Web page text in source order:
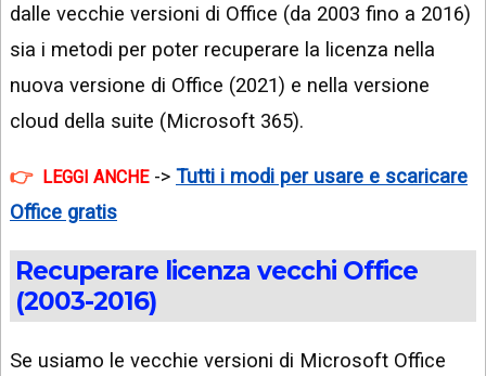
dalle vecchie versioni di Office (da 2003 fino a 2016)
sia i metodi per poter recuperare la licenza nella
nuova versione di Office (2021) e nella versione
cloud della suite (Microsoft 365).
LEGGI ANCHE-> Tutti i modi per usare e scaricare
Office gratis
Recuperare licenza vecchi Office
(2003-2016)
Se usiamo le vecchie versioni di Microsoft Office